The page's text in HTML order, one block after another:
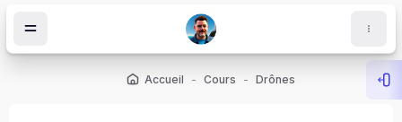
Accueil Cours Drônes